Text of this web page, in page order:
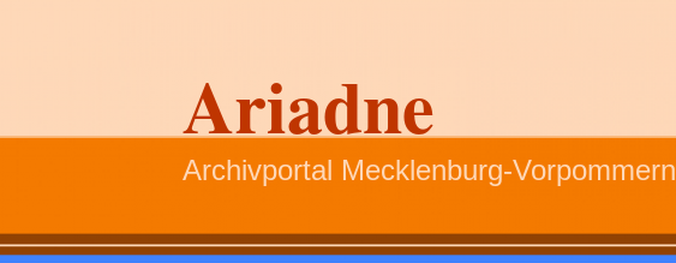
Ariadne
Archivportal Mecklenburg-Vorpommern